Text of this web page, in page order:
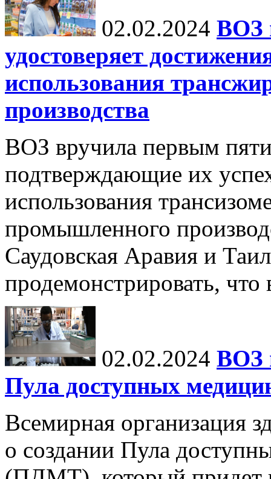
02.02.2024 ВОЗ
удостоверяет
использования
производства
ВОЗ вручила первым
подтверждающие их
использования
промышленного
Саудовская Аравия и
продемонстрировать, что
02.02.2024 ВОЗ
Пула доступных
Всемирная организация
о создании Пула